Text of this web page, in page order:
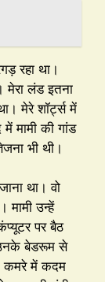
रहा था।
मेरा लंड इतना
मेरे शॉर्ट्स में
मामी की गांड
भी थी।
था। वो
उन्हें
पर बैठ
बेडरूम से
कमरे में कदम